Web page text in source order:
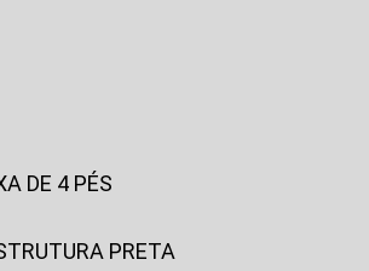
DE 4 PÉS
PRETA